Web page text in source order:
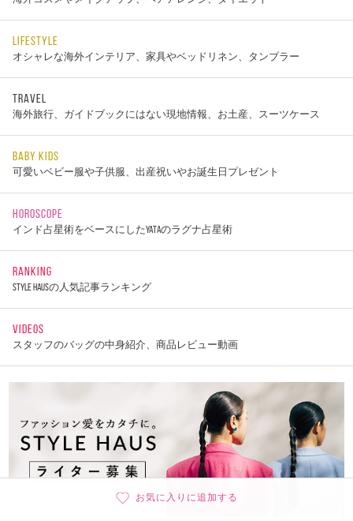
お気に入りに追加する
LIFESTYLE
オシャレな海外インテリア、家具やベッドリネン、タンブラー
TRAVEL
海外旅行、ガイドブックにはない現地情報、お土産、スーツケース
BABY KIDS
可愛いベビー服や子供服、出産祝いやお誕生日プレゼント
HOROSCOPE
インド占星術をベースにしたYATAのラグナ占星術
RANKING
STYLE HAUSの人気記事ランキング
VIDEOS
スタッフのバッグの中身紹介、商品レビュー動画